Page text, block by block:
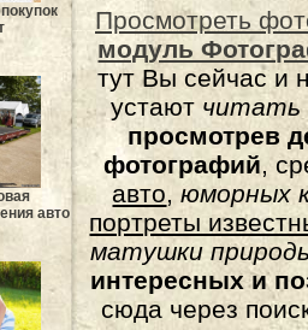
авто
Просмотреть
модуль
тут Вы сейчас и
устают читать
просмотрев
фотографий,
авто,юморных
портреты
матушки
интересных и
сюда через